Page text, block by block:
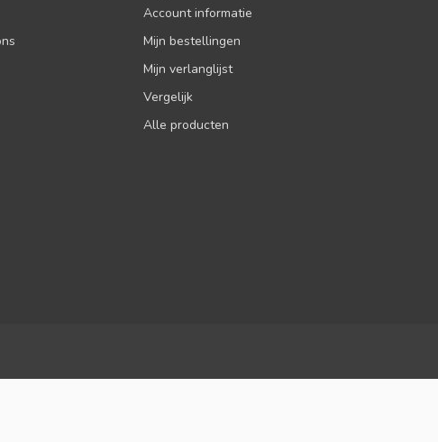
Account informatie
Mijn bestellingen
Mijn verlanglijst
Vergelijk
Alle producten